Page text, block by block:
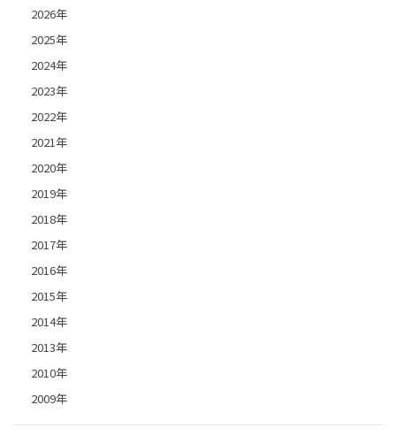
2026年
2025年
2024年
2023年
2022年
2021年
2020年
2019年
2018年
2017年
2016年
2015年
2014年
2013年
2010年
2009年